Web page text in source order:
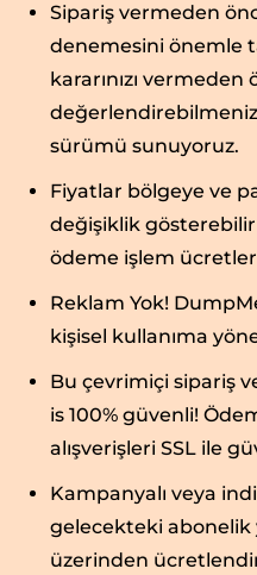
Sipariş vermeden
denemesini önemle
kararınızı vermeden
sürümü sunuyoruz.
Fiyatlar bölgeye ve
değişiklik
ödeme işlem
Reklam Yok!
kişisel kullanıma
Bu çevrimiçi sipariş
is 100% güvenli!
alışverişleri SSL ile
Kampanyalı veya
gelecekteki
üzerinden